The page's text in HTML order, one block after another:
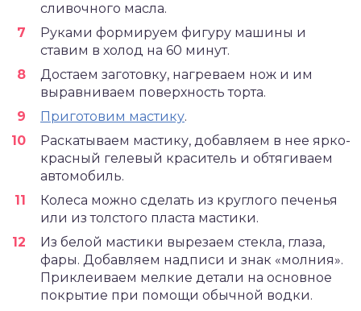
сливочного масла.
Руками формируем фигуру машины и
ставим в холод на 60 минут.
Достаем заготовку, нагреваем нож и им
выравниваем поверхность торта.
Приготовим мастику.
Раскатываем мастику, добавляем в нее ярко-
красный гелевый краситель и обтягиваем
автомобиль.
Колеса можно сделать из круглого печенья
или из толстого пласта мастики.
Из белой мастики вырезаем стекла, глаза,
фары. Добавляем надписи и знак «молния».
Приклеиваем мелкие детали на основное
покрытие при помощи обычной водки.